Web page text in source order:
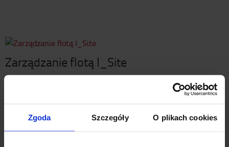
Zgoda Szczegóły O plikach cookies
Zarządzanie flotą I_Site
Rozwiązania i usługi